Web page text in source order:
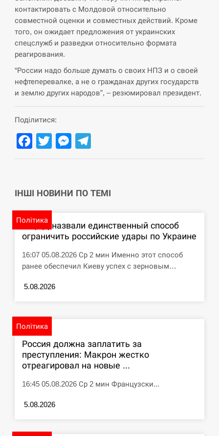
СЕРПЕНЬ
12:53
США обсуждают лицензии на Patriot для
Украины, несмотря на сомнения…
СЕРПЕНЬ
12:40
Латвія готова направити до 20 військових для
СЕРПЕНЬ
Силы обороны поразили российскую
переправу, склады и другие важные объекты…
12:10
циклоспорозу, захворіли понад 10 тисяч…
СЕРПЕНЬ
11:53
Под огнем “Эпицентр”, ROZETKA и “Новая
почта”: что известно об…
СЕРПЕНЬ
11:40
левиці
СЕРПЕНЬ
Россияне ударили “Бардеролями” по Харькову,
контактировать с Молдовой относительно
совместной оценки и совместных действий. Кроме
того, он ожидает предложения от украинских
спецслужб и разведки относительно формата
реагирования.
“России надо больше думать о своих НПЗ и о своей
нефтеперевалке, а не о гражданах других государств
и землю других народов”, – резюмировал президент.
Поділитися:
Facebook
TwitterMessenger
ІНШІ НОВИНИ ПО ТЕМІ
Політика
В ЦПД назвали единственный способ
ограничить российские удары по Украине
16:07 05.08.2026 Ср 2 мин Именно этот способ
ранее обеспечил Киеву успех с зерновым…
5.08.2026
Політика
Россия должна заплатить за
преступления: Макрон жестко
отреагировал на новые ...
16:45 05.08.2026 Ср 2 мин Французски...
5.08.2026